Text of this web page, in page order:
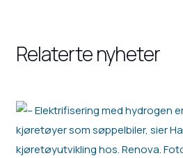
Relaterte nyheter